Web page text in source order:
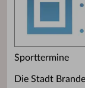
Sporttermine
Die Stadt